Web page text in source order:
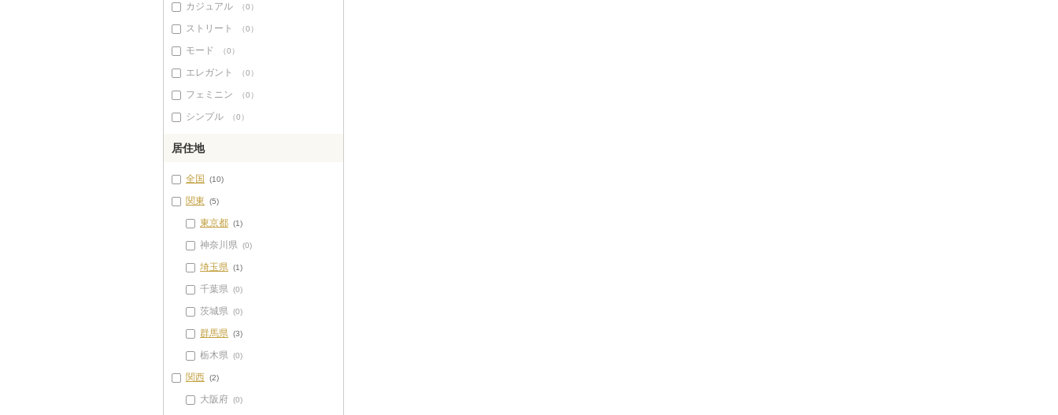
カジュアル （0）
ストリート （0）
モード （0）
エレガント （0）
フェミニン （0）
シンプル （0）
居住地
全国 (10)
関東 (5)
東京都 (1)
神奈川県 (0)
埼玉県 (1)
千葉県 (0)
茨城県 (0)
群馬県 (3)
栃木県 (0)
関西 (2)
大阪府 (0)